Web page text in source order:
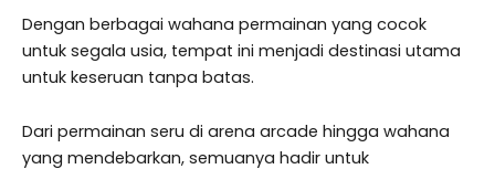
Dengan berbagai wahana permainan yang cocok
untuk segala usia, tempat ini menjadi destinasi utama
untuk keseruan tanpa batas.
Dari permainan seru di arena arcade hingga wahana
yang mendebarkan, semuanya hadir untuk